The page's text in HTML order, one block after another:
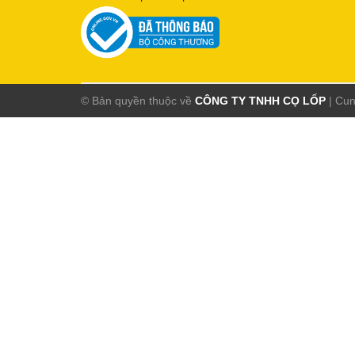
© Bản quyền thuộc về CÔNG TY TNHH CỌ LỐP |